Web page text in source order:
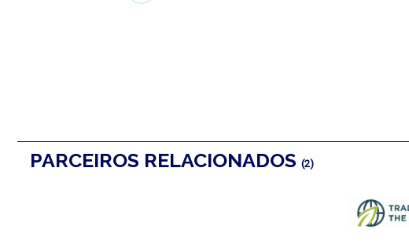
PARCEIROS RELACIONADOS (2)